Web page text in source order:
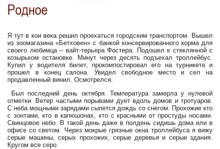
Родное
Я тут в кои века решил проехаться городским транспортом. Вышел
из зоомагазина «Бетховен» с банкой консервированного корма для
своего любимца – вайт-терьера Фостера. Подошел к стеклянной с
козырьком остановке. Минут через десять подъехал троллейбус.
Купил у водителя билет, прокомпостировал его на турникете и
прошел в конец салона. Увидел свободное место и сел на
продавленный винил. Осмотрелся.
Был последний день октября. Температура замерла у нулевой
отметки. Ветер частыми порывами дует вдоль домов и тротуаров.
С неба мощными зарядами сыпется дождь со снегом. Прохожие кто
с зонтами, кто в капюшонах, кто с красными от простуды носами.
Свинцовое небо. В такой день даже в полдень сидишь дома или в
офисе со светом. Через мокрые грязные окна троллейбуса я вижу
серые машины, серых прохожих, серые деревья и серые здания.
Кругом все серо.